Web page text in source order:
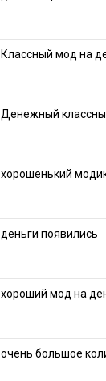
Классный мод на
Денежный
хорошенький
деньги появились
хороший мод на
очень большое